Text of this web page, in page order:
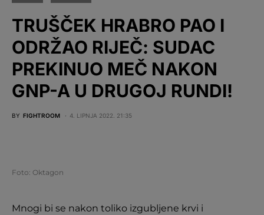
TRUŠČEK HRABRO PAO I
ODRŽAO RIJEČ: SUDAC
PREKINUO MEČ NAKON
GNP-A U DRUGOJ RUNDI!
BY FIGHTROOM 4. LIPNJA 2022. 21:35
Foto: Oktagon
Mnogi bi se nakon toliko izgubljene krvi i